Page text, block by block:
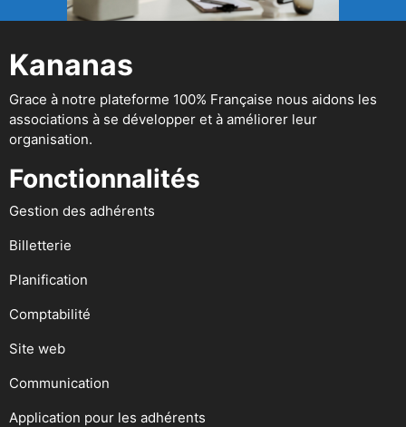
Kananas
Grace à notre plateforme 100% Française nous aidons les
associations à se développer et à améliorer leur
organisation.
Fonctionnalités
Gestion des adhérents
Billetterie
Planification
Comptabilité
Site web
Communication
Application pour les adhérents